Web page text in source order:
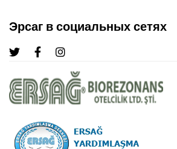
Эрсаг в социальных сетях